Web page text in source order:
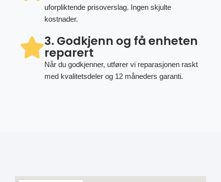
uforpliktende prisoverslag. Ingen skjulte
kostnader.
3. Godkjenn og få enheten
reparert
Når du godkjenner, utfører vi reparasjonen raskt
med kvalitetsdeler og 12 måneders garanti.